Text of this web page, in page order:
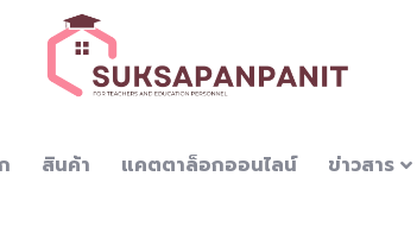
สินค้า แคตตาล็อกออนไลน์ ข่าวสาร